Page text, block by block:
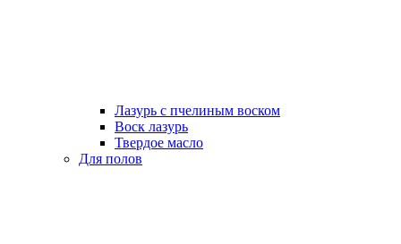
Лазурь с пчелиным воском
Воск лазурь
Твердое масло
Для полов